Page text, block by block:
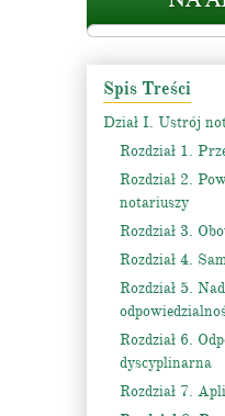
Spis Treści
Dział I. Ustrój
Rozdział 1.
Rozdział 2.
notariuszy
Rozdział 3.
Rozdział 4.
Rozdział 5.
Rozdział 6.
dyscyplinarna
Rozdział 7.